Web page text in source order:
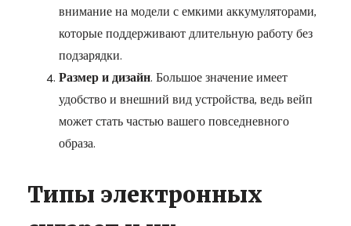
внимание на модели с емкими аккумуляторами,
которые поддерживают длительную работу без
подзарядки.
Размер и дизайн. Большое значение имеет
удобство и внешний вид устройства, ведь вейп
может стать частью вашего повседневного
образа.
Типы электронных